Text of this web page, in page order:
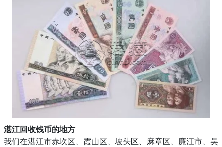
湛江回收钱币的地方
我们在湛江市赤坎区、霞山区、坡头区、麻章区、廉江市、吴